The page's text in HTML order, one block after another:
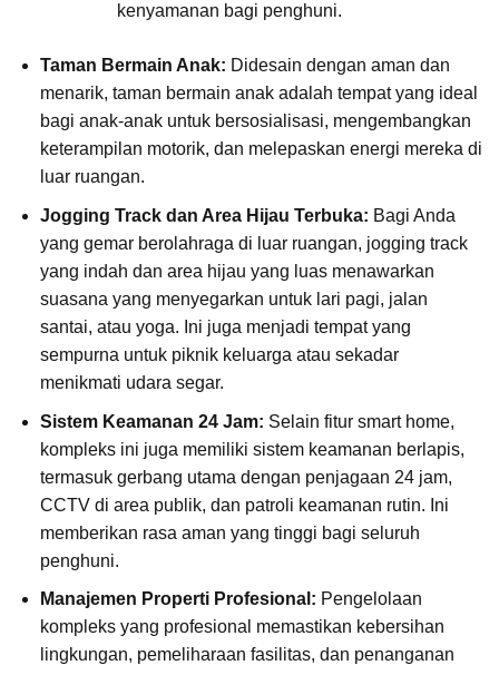
kenyamanan bagi penghuni.
Taman Bermain Anak: Didesain dengan aman dan
menarik, taman bermain anak adalah tempat yang ideal
bagi anak-anak untuk bersosialisasi, mengembangkan
keterampilan motorik, dan melepaskan energi mereka di
luar ruangan.
Jogging Track dan Area Hijau Terbuka: Bagi Anda
yang gemar berolahraga di luar ruangan, jogging track
yang indah dan area hijau yang luas menawarkan
suasana yang menyegarkan untuk lari pagi, jalan
santai, atau yoga. Ini juga menjadi tempat yang
sempurna untuk piknik keluarga atau sekadar
menikmati udara segar.
Sistem Keamanan 24 Jam: Selain fitur smart home,
kompleks ini juga memiliki sistem keamanan berlapis,
termasuk gerbang utama dengan penjagaan 24 jam,
CCTV di area publik, dan patroli keamanan rutin. Ini
memberikan rasa aman yang tinggi bagi seluruh
penghuni.
Manajemen Properti Profesional: Pengelolaan
kompleks yang profesional memastikan kebersihan
lingkungan, pemeliharaan fasilitas, dan penanganan